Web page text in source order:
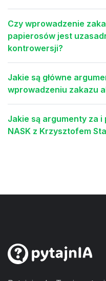
Czy wprowadzenie
papierosów jest
kontrowersji?
Jakie są główne
wprowadzeniu zakazu
Jakie są argumenty za
NASK z Krzysztofem